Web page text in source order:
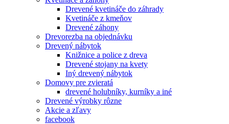
Drevené kvetináče do záhrady
Kvetináče z kmeňov
Drevené záhony
Drevorezba na objednávku
Drevený nábytok
Knižnice a police z dreva
Drevené stojany na kvety
Iný drevený nábytok
Domovy pre zvieratá
drevené holubníky, kurníky a iné
Drevené výrobky rôzne
Akcie a zľavy
facebook